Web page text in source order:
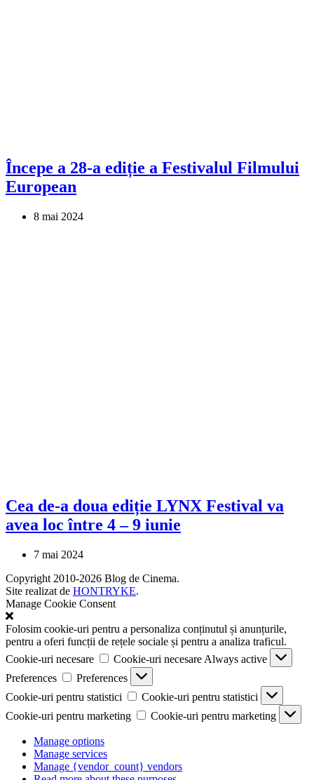
Începe a 28-a ediție a Festivalul Filmului
European
8 mai 2024
Cea de-a doua ediție LYNX Festival va
avea loc între 4 – 9 iunie
7 mai 2024
Copyright 2010-2026 Blog de Cinema.
Site realizat de HONTRYKE.
Manage Cookie Consent
Folosim cookie-uri pentru a personaliza conținutul și anunțurile,
pentru a oferi funcții de rețele sociale și pentru a analiza traficul.
Cookie-uri necesare
Cookie-uri necesare Always active
Preferences
Preferences
Cookie-uri pentru statistici
Cookie-uri pentru statistici
Cookie-uri pentru marketing
Cookie-uri pentru marketing
Manage options
Manage services
Manage {vendor_count} vendors